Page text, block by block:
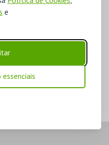
e
essenciais